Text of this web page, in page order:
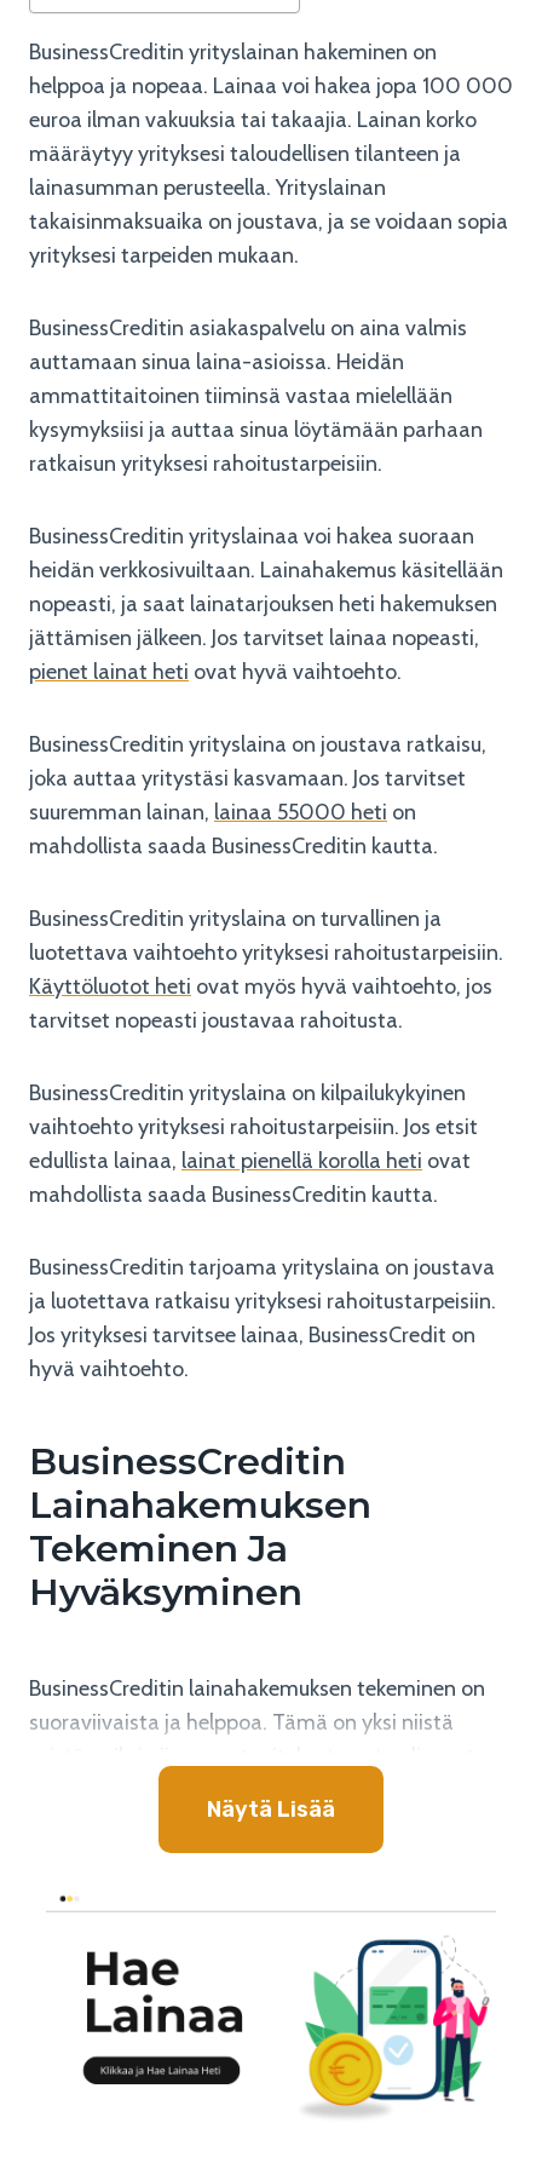
BusinessCreditin yrityslainan hakeminen on
helppoa ja nopeaa. Lainaa voi hakea jopa 100 000
euroa ilman vakuuksia tai takaajia. Lainan korko
määräytyy yrityksesi taloudellisen tilanteen ja
lainasumman perusteella. Yrityslainan
takaisinmaksuaika on joustava, ja se voidaan sopia
yrityksesi tarpeiden mukaan.
BusinessCreditin asiakaspalvelu on aina valmis
auttamaan sinua laina-asioissa. Heidän
ammattitaitoinen tiiminsä vastaa mielellään
kysymyksiisi ja auttaa sinua löytämään parhaan
ratkaisun yrityksesi rahoitustarpeisiin.
BusinessCreditin yrityslainaa voi hakea suoraan
heidän verkkosivuiltaan. Lainahakemus käsitellään
nopeasti, ja saat lainatarjouksen heti hakemuksen
jättämisen jälkeen. Jos tarvitset lainaa nopeasti,
pienet lainat heti ovat hyvä vaihtoehto.
BusinessCreditin yrityslaina on joustava ratkaisu,
joka auttaa yritystäsi kasvamaan. Jos tarvitset
suuremman lainan, lainaa 55000 heti on
mahdollista saada BusinessCreditin kautta.
BusinessCreditin yrityslaina on turvallinen ja
luotettava vaihtoehto yrityksesi rahoitustarpeisiin.
Käyttöluotot heti ovat myös hyvä vaihtoehto, jos
tarvitset nopeasti joustavaa rahoitusta.
BusinessCreditin yrityslaina on kilpailukykyinen
vaihtoehto yrityksesi rahoitustarpeisiin. Jos etsit
edullista lainaa, lainat pienellä korolla heti ovat
mahdollista saada BusinessCreditin kautta.
BusinessCreditin tarjoama yrityslaina on joustava
ja luotettava ratkaisu yrityksesi rahoitustarpeisiin.
Jos yrityksesi tarvitsee lainaa, BusinessCredit on
hyvä vaihtoehto.
BusinessCreditin
Lainahakemuksen
Tekeminen Ja
Hyväksyminen
BusinessCreditin lainahakemuksen tekeminen on
suoraviivaista ja helppoa. Tämä on yksi niistä
Hakemuksen täyttämiseen ei tarvita paljon aikaa,
joten voit keskittyä yrityksesi tärkeimpiin asioihin.
, joka myöntää BusinessCredit-
lainat, on tunnettu luotettavuudestaan ja nopeasta
palvelustaan. Kun olet täyttänyt lainahakemuksen,
WS Finance Oy käsittelee sen mahdollisimman
nopeasti. Jos hakemuksesi hyväksytään, rahat
siirretään tilillesi ilman viivästyksiä.
Näytä Lisää